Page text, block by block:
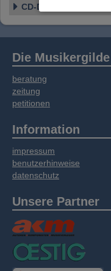
soziale
weitergegeben.
Informationen
Daten
oder die sie im
CD-Details
Die Musikergilde
beratung
zeitung
petitionen
Information
impressum
benutzerhinweise
datenschutz
Unsere Partner